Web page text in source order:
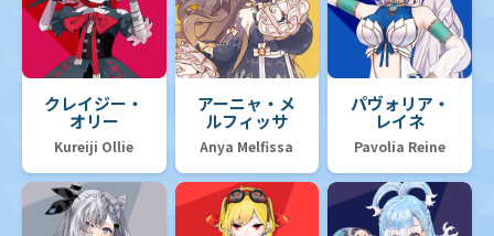
クレイジー・
オリー
Kureiji Ollie
アーニャ・メ
ルフィッサ
Anya Melfissa
パヴォリア・
レイネ
Pavolia Reine